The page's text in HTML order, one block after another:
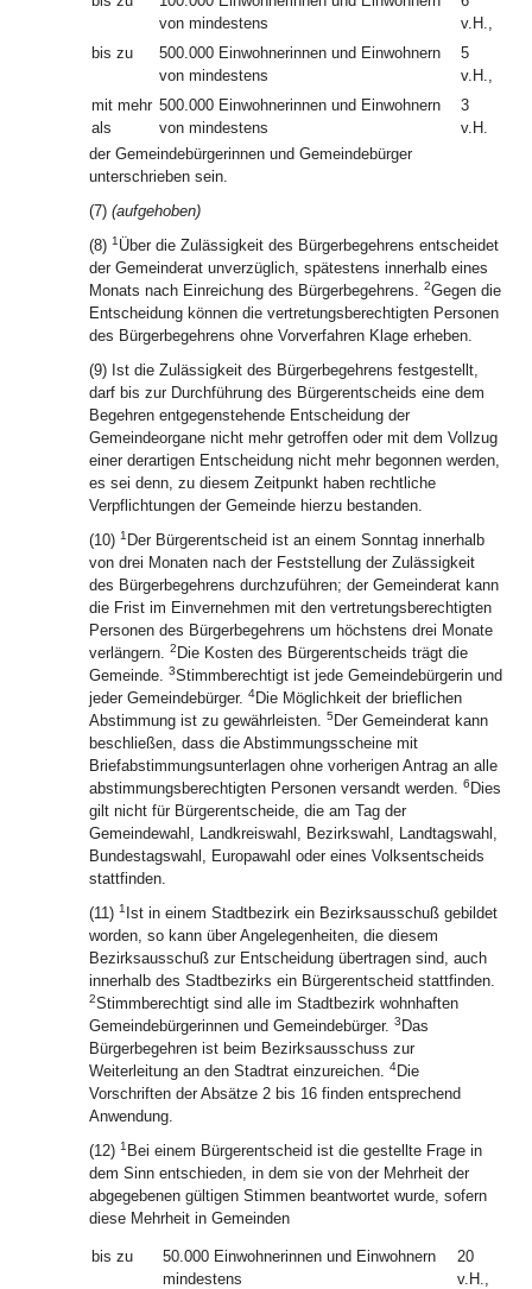
von mindestens
v.H.,
bis zu
500.000 Einwohnerinnen und Einwohnern
von mindestens
5
v.H.,
mit mehr
als
500.000 Einwohnerinnen und Einwohnern
von mindestens
3
v.H.
der Gemeindebürgerinnen und Gemeindebürger
unterschrieben sein.
(7) (aufgehoben)
(8) 1Über die Zulässigkeit des Bürgerbegehrens entscheidet
der Gemeinderat unverzüglich, spätestens innerhalb eines
Monats nach Einreichung des Bürgerbegehrens. 2Gegen die
Entscheidung können die vertretungsberechtigten Personen
des Bürgerbegehrens ohne Vorverfahren Klage erheben.
(9) Ist die Zulässigkeit des Bürgerbegehrens festgestellt,
darf bis zur Durchführung des Bürgerentscheids eine dem
Begehren entgegenstehende Entscheidung der
Gemeindeorgane nicht mehr getroffen oder mit dem Vollzug
einer derartigen Entscheidung nicht mehr begonnen werden,
es sei denn, zu diesem Zeitpunkt haben rechtliche
Verpflichtungen der Gemeinde hierzu bestanden.
(10) 1 Der Bürgerentscheid ist an einem Sonntag innerhalb
von drei Monaten nach der Feststellung der Zulässigkeit
des Bürgerbegehrens durchzuführen; der Gemeinderat kann
die Frist im Einvernehmen mit den vertretungsberechtigten
Personen des Bürgerbegehrens um höchstens drei Monate
verlängern. 2 Die Kosten des Bürgerentscheids trägt die
Gemeinde. 3Stimmberechtigt ist jede Gemeindebürgerin und
jeder Gemeindebürger. 4Die Möglichkeit der brieflichen
Abstimmung ist zu gewährleisten. 5 Der Gemeinderat kann
beschließen, dass die Abstimmungsscheine mit
Briefabstimmungsunterlagen ohne vorherigen Antrag an alle
abstimmungsberechtigten Personen versandt werden. 6 Dies
gilt nicht für Bürgerentscheide, die am Tag der
Gemeindewahl, Landkreiswahl, Bezirkswahl, Landtagswahl,
Bundestagswahl, Europawahl oder eines Volksentscheids
stattfinden.
(11) 1 Ist in einem Stadtbezirk ein Bezirksausschuß gebildet
worden, so kann über Angelegenheiten, die diesem
Bezirksausschuß zur Entscheidung übertragen sind, auch
innerhalb des Stadtbezirks ein Bürgerentscheid stattfinden.
2Stimmberechtigt sind alle im Stadtbezirk wohnhaften
Gemeindebürgerinnen und Gemeindebürger. 3 Das
Bürgerbegehren ist beim Bezirksausschuss zur
Weiterleitung an den Stadtrat einzureichen. 4Die
Vorschriften der Absätze 2 bis 16 finden entsprechend
Anwendung.
(12) 1 Bei einem Bürgerentscheid ist die gestellte Frage in
dem Sinn entschieden, in dem sie von der Mehrheit der
abgegebenen gültigen Stimmen beantwortet wurde, sofern
diese Mehrheit in Gemeinden
bis zu
50.000 Einwohnerinnen und Einwohnern
mindestens
20
v.H.,